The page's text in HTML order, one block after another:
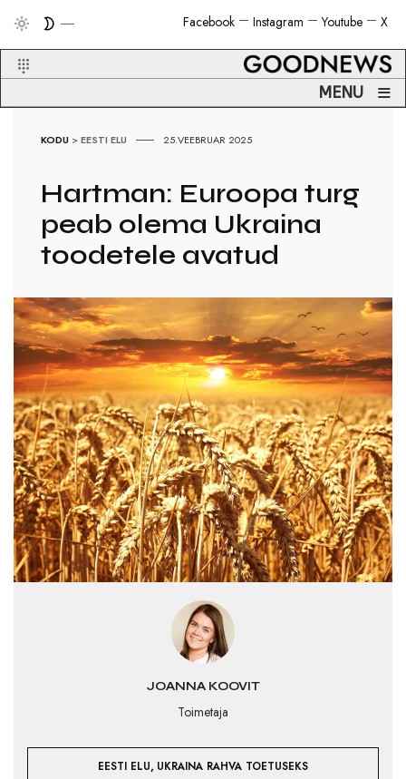
X
Youtube
Instagram
Facebook
MENU ≡
KODU >EESTI ELU 25.VEEBRUAR 2025
Hartman: Euroopa turg
peab olema Ukraina
toodetele avatud
JOANNA KOOVIT
Toimetaja
EESTI ELU, UKRAINA RAHVA TOETUSEKS